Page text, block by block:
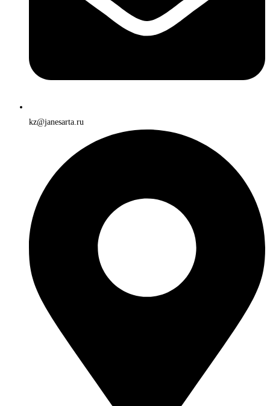
kz@janesarta.ru